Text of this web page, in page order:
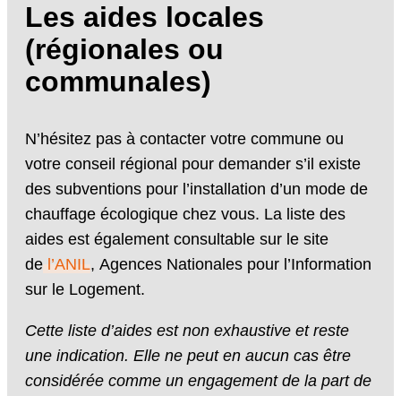
Les aides locales
(régionales ou
communales)
N’hésitez pas à contacter votre commune ou
votre conseil régional pour demander s’il existe
des subventions pour l’installation d’un mode de
chauffage écologique chez vous. La liste des
aides est également consultable sur le site
de l’ANIL, Agences Nationales pour l’Information
sur le Logement.
Cette liste d’aides est non exhaustive et reste
une indication. Elle ne peut en aucun cas être
considérée comme un engagement de la part de